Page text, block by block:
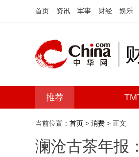
首页 资讯 军事 财经 娱乐
推荐
当前位置： 首页 > 消费 > 正文
澜沧古茶年报